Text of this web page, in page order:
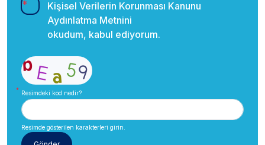
Kişisel Verilerin Korunması Kanunu
Aydınlatma Metnini
okudum, kabul ediyorum.
Resimdeki kod nedir?
Resimde gösterilen karakterleri girin.